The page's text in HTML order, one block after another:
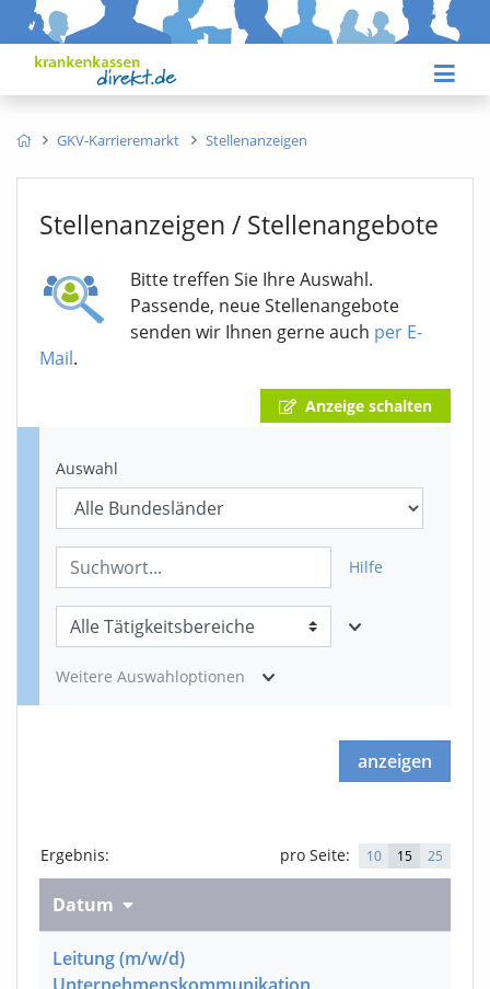
GKV-Karrieremarkt Stellenanzeigen
Stellenanzeigen / Stellenangebote
Bitte treffen Sie Ihre Auswahl.
Passende, neue Stellenangebote
senden wir Ihnen gerne auch per E-
Mail.
Anzeige schalten
Auswahl
Hilfe
Weitere Auswahloptionen
anzeigen
Ergebnis: pro Seite: 10 15 25
Datum
Leitung(m/w/d)